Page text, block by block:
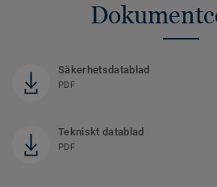
Säkerhetsdatablad
PDF
Tekniskt datablad
PDF